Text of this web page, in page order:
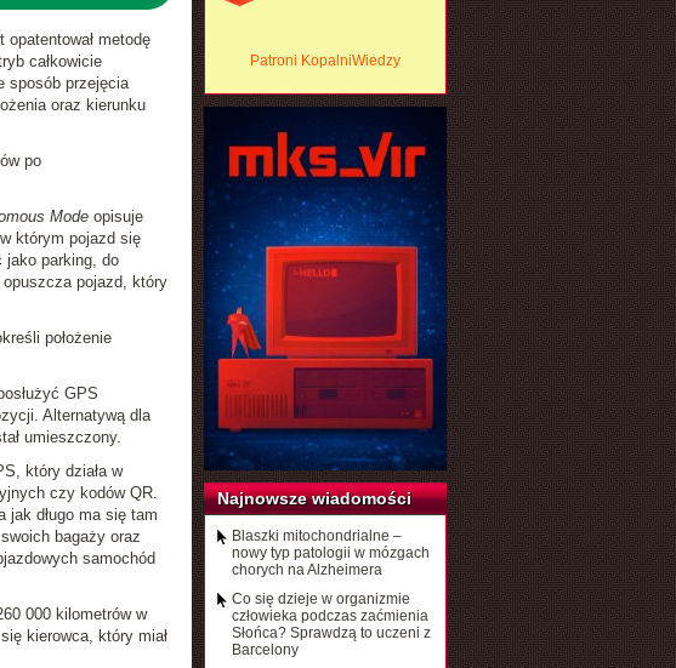
metodę
całkowicie
sposób przejęcia
oraz kierunku
po
Modeopisuje
którym pojazd się
jako parking, do
pojazd, który
położenie
GPS
Alternatywą dla
umieszczony.
który działa w
czy kodów QR.
jak długo ma się tam
bagaży oraz
samochód
000 kilometrów w
kierowca, który miał
Patroni KopalniWiedzy
Najnowsze wiadomości
Blaszki mitochondrialne –
nowy typ patologii w mózgach
chorych na Alzheimera
Co się dzieje w organizmie
człowieka podczas zaćmienia
Słońca? Sprawdzą to uczeni z
Barcelony